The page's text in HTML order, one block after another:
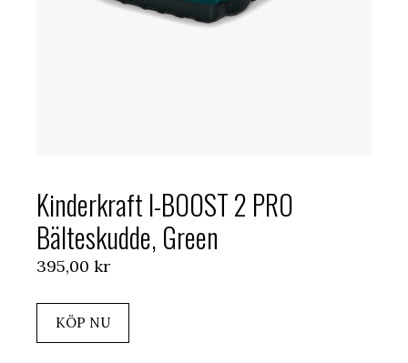
Kinderkraft I-BOOST 2 PRO
Bälteskudde, Green
395,00 kr
KÖP NU